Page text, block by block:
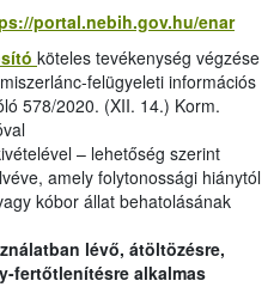
portal.nebih.gov.hu/enar
köteles tevékenység végzése
felügyeleti információs
578/2020. (XII. 14.) Korm.
– lehetőség szerint
amely folytonossági hiánytól
kóbor állat behatolásának
lévő, átöltözésre,
fertőtlenítésre alkalmas